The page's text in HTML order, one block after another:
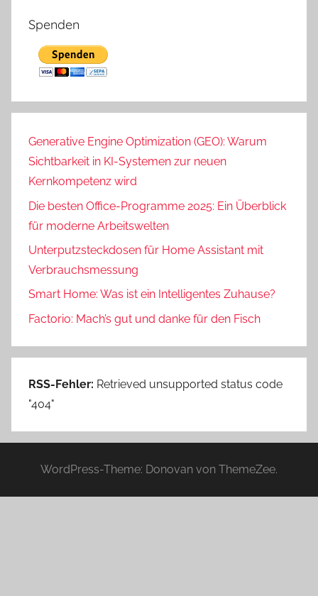
Spenden
Generative Engine Optimization (GEO): Warum
Sichtbarkeit in KI-Systemen zur neuen
Kernkompetenz wird
Die besten Office-Programme 2025: Ein Überblick
für moderne Arbeitswelten
Unterputzsteckdosen für Home Assistant mit
Verbrauchsmessung
Smart Home: Was ist ein Intelligentes Zuhause?
Factorio: Mach’s gut und danke für den Fisch
RSS-Fehler: Retrieved unsupported status code
"404"
WordPress-Theme: Donovan von ThemeZee.